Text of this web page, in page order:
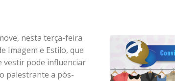
nesta terça-feira
Imagem e Estilo, que
vestir pode influenciar
palestrante a pós-